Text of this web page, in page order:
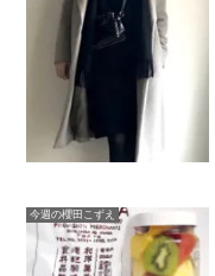
今週の櫻田こずえ